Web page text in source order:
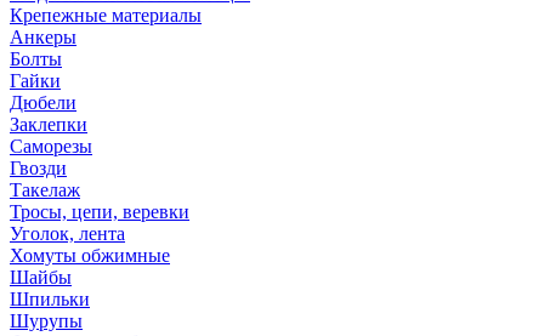
Крепежные материалы
Анкеры
Болты
Гайки
Дюбели
Заклепки
Саморезы
Гвозди
Такелаж
Тросы, цепи, веревки
Уголок, лента
Хомуты обжимные
Шайбы
Шпильки
Шурупы